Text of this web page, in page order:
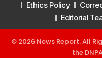
Ethics Policy
Editorial
© 2026 News Report. All
the